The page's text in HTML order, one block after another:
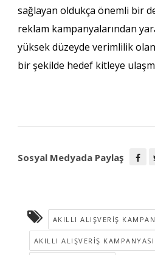
sağlayan oldukça önemli bir
reklam kampanyalarından
yüksek düzeyde verimlilik
bir şekilde hedef kitleye
Sosyal Medyada Paylaş
AKILLI ALIŞVERIŞ
AKILLI ALIŞVERIŞ